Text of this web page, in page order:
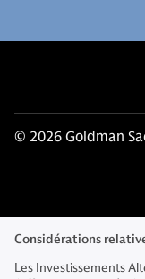
© 2026 Goldman
Considérations
Les Investissements